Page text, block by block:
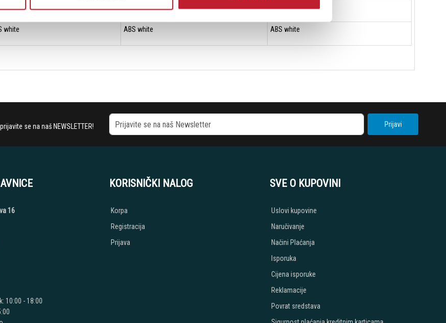
white ABS white ABS white
se na naš NEWSLETTER! Prijavi
16
10:00 - 18:00
KORISNIČKI NALOG
Korpa
Registracija
Prijava
SVE O KUPOVINI
Uslovi kupovine
Naručivanje
Načini Plaćanja
Isporuka
Cijena isporuke
Reklamacije
Povrat sredstava